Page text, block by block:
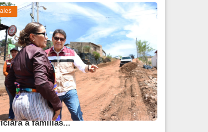
obra de pavimentación que
a familias...